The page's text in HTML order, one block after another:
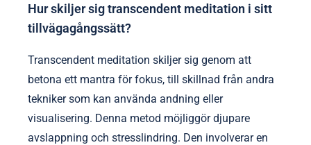
Hur skiljer sig transcendent meditation i sitt
tillvägagångssätt?
Transcendent meditation skiljer sig genom att
betona ett mantra för fokus, till skillnad från andra
tekniker som kan använda andning eller
visualisering. Denna metod möjliggör djupare
avslappning och stresslindring. Den involverar en